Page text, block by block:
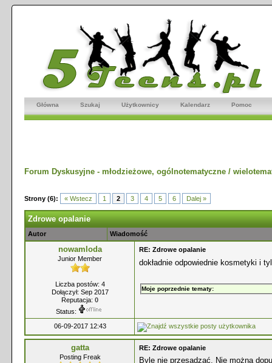
Główna Szukaj Użytkownicy Kalendarz Pomoc
Forum Dyskusyjne - młodzieżowe, ogólnotematyczne /
Strony (6): « Wstecz 1 2 3 4 5 6 Dalej »
Zdrowe opalanie
Autor Wiadomość
nowamloda
Junior Member
Liczba postów: 4
Dołączył: Sep 2017
Reputacja: 0
Status:
RE: Zdrowe opalanie
dokładnie odpowiednie kosmetyki i
Moje poprzednie tematy:
06-09-2017 12:43
gatta
Posting Freak
RE: Zdrowe opalanie
Byle nie przesadzać. Nie można